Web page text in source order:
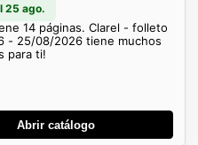
25 ago.
14 páginas. Clarel - folleto
- 25/08/2026 tiene muchos
para ti!
Abrir catálogo